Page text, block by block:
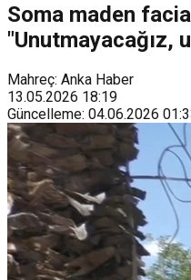
Soma maden
"Unutmayacağız,
Mahreç: Anka Haber
13.05.2026 18:19
Güncelleme: 04.06.2026